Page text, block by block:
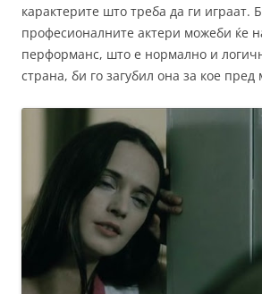
карактерите што треба да ги играат.
професионалните актери можеби ќе
перформанс, што е нормално и
страна, би го загубил она за кое пред